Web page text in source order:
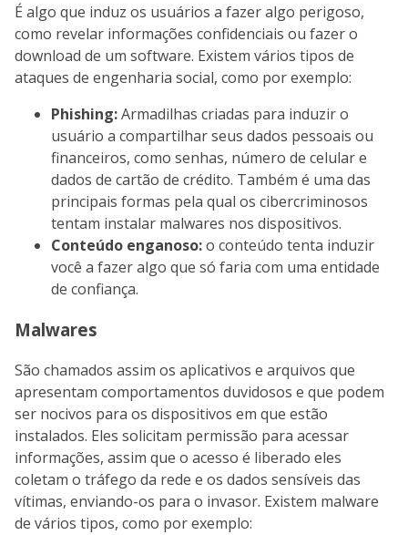
É algo que induz os usuários a fazer algo perigoso,
como revelar informações confidenciais ou fazer o
download de um software. Existem vários tipos de
ataques de engenharia social, como por exemplo:
Phishing:Armadilhas criadas para induzir o
usuário a compartilhar seus dados pessoais ou
financeiros, como senhas, número de celular e
dados de cartão de crédito. Também é uma das
principais formas pela qual os cibercriminosos
tentam instalar malwares nos dispositivos.
Conteúdo enganoso:o conteúdo tenta induzir
você a fazer algo que só faria com uma entidade
de confiança.
Malwares
São chamados assim os aplicativos e arquivos que
apresentam comportamentos duvidosos e que podem
ser nocivos para os dispositivos em que estão
instalados. Eles solicitam permissão para acessar
informações, assim que o acesso é liberado eles
coletam o tráfego da rede e os dados sensíveis das
vítimas, enviando-os para o invasor. Existem malware
de vários tipos, como por exemplo: